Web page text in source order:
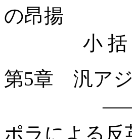
の昂揚
小 括
第5章 汎アジ
—— 高橋
ポラによる反